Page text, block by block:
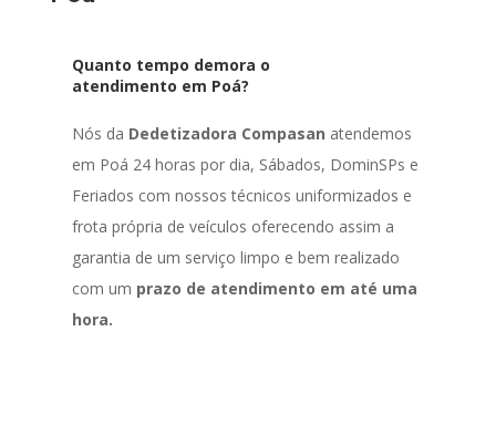
Quanto tempo demora o
atendimento em Poá?
Nós da Dedetizadora Compasan atendemos
em Poá 24 horas por dia, Sábados, DominSPs e
Feriados com nossos técnicos uniformizados e
frota própria de veículos oferecendo assim a
garantia de um serviço limpo e bem realizado
com um prazo de atendimento em até uma
hora.